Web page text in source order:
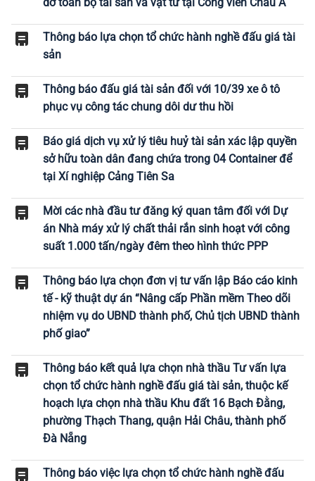
Thông báo lựa chọn tổ chức hành nghề đấu giá tài
sản
Thông báo đấu giá tài sản đối với 10/39 xe ô tô
phục vụ công tác chung dôi dư thu hồi
Báo giá dịch vụ xử lý tiêu huỷ tài sản xác lập quyền
sở hữu toàn dân đang chứa trong 04 Container để
tại Xí nghiệp Cảng Tiên Sa
Mời các nhà đầu tư đăng ký quan tâm đối với Dự
án Nhà máy xử lý chất thải rắn sinh hoạt với công
suất 1.000 tấn/ngày đêm theo hình thức PPP
Thông báo lựa chọn đơn vị tư vấn lập Báo cáo kinh
tế - kỹ thuật dự án “Nâng cấp Phần mềm Theo dõi
nhiệm vụ do UBND thành phố, Chủ tịch UBND thành
phố giao”
Thông báo kết quả lựa chọn nhà thầu Tư vấn lựa
chọn tổ chức hành nghề đấu giá tài sản, thuộc kế
hoạch lựa chọn nhà thầu Khu đất 16 Bạch Đằng,
phường Thạch Thang, quận Hải Châu, thành phố
Đà Nẵng
Thông báo việc lựa chọn tổ chức hành nghề đấu